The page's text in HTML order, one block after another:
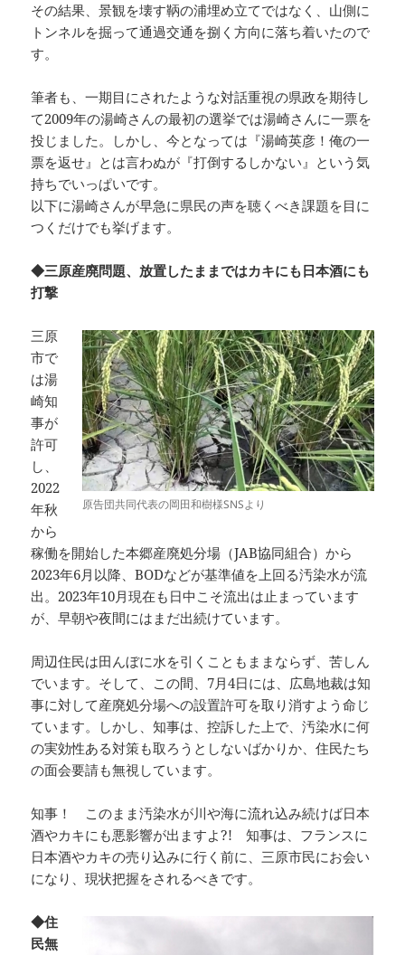
その結果、景観を壊す鞆の浦埋め立てではなく、山側に
トンネルを掘って通過交通を捌く方向に落ち着いたので
す。
筆者も、一期目にされたような対話重視の県政を期待し
て2009年の湯崎さんの最初の選挙では湯崎さんに一票を
投じました。しかし、今となっては『湯崎英彦！俺の一
票を返せ』とは言わぬが『打倒するしかない』という気
持ちでいっぱいです。
以下に湯崎さんが早急に県民の声を聴くべき課題を目に
つくだけでも挙げます。
◆三原産廃問題、放置したままではカキにも日本酒にも
打撃
原告団共同代表の岡田和樹様SNSより
三原
市で
は湯
崎知
事が
許可
し、
2022
年秋
から
稼働を開始した本郷産廃処分場（JAB協同組合）から
2023年6月以降、BODなどが基準値を上回る汚染水が流
出。2023年10月現在も日中こそ流出は止まっています
が、早朝や夜間にはまだ出続けています。
周辺住民は田んぼに水を引くこともままならず、苦しん
でいます。そして、この間、7月4日には、広島地裁は知
事に対して産廃処分場への設置許可を取り消すよう命じ
ています。しかし、知事は、控訴した上で、汚染水に何
の実効性ある対策も取ろうとしないばかりか、住民たち
の面会要請も無視しています。
知事！ このまま汚染水が川や海に流れ込み続けば日本
酒やカキにも悪影響が出ますよ?! 知事は、フランスに
日本酒やカキの売り込みに行く前に、三原市民にお会い
になり、現状把握をされるべきです。
◆住
民無